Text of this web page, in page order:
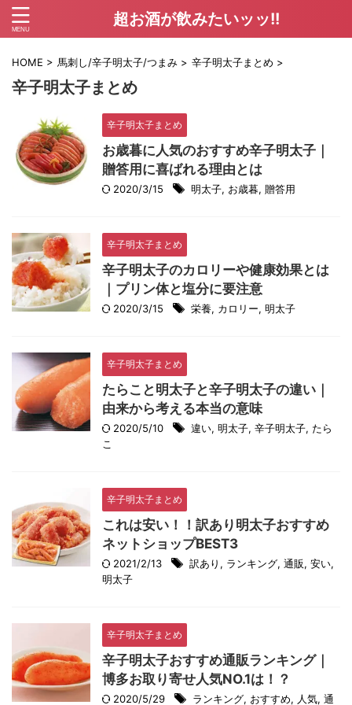
超お酒が飲みたいッッ!!
HOME > 馬刺し/辛子明太子/つまみ > 辛子明太子まとめ >
辛子明太子まとめ
辛子明太子まとめ
お歳暮に人気のおすすめ辛子明太子｜
贈答用に喜ばれる理由とは
2020/3/15 明太子, お歳暮, 贈答用
辛子明太子まとめ
辛子明太子のカロリーや健康効果とは
｜プリン体と塩分に要注意
2020/3/15 栄養, カロリー, 明太子
辛子明太子まとめ
たらこと明太子と辛子明太子の違い｜
由来から考える本当の意味
2020/5/10 違い, 明太子, 辛子明太子, たら
こ
辛子明太子まとめ
これは安い！！訳あり明太子おすすめ
ネットショップBEST3
2021/2/13 訳あり , ランキング, 通販, 安い,
明太子
辛子明太子まとめ
辛子明太子おすすめ通販ランキング｜
博多お取り寄せ人気NO.1は！？
2020/5/29 ランキング, おすすめ, 人気, 通